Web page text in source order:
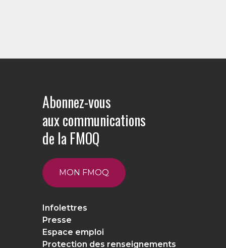
Abonnez-vous
aux communications
de la FMOQ
MON FMOQ
Infolettres
Presse
Espace emploi
Protection des renseignements